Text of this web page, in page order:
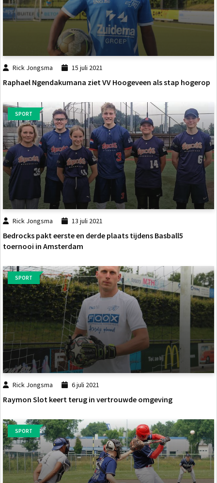
Rick Jongsma 15 juli 2021
Raphael Ngendakumana ziet VV Hoogeveen als stap hogerop
SPORT
Rick Jongsma 13 juli 2021
Bedrocks pakt eerste en derde plaats tijdens Basball5
toernooi in Amsterdam
SPORT
Rick Jongsma 6 juli 2021
Raymon Slot keert terug in vertrouwde omgeving
SPORT